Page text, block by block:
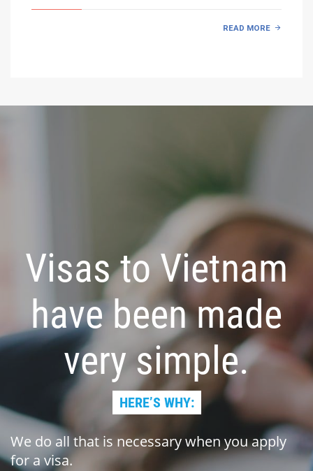
READ MORE
Visas to Vietnam
have been made
very simple.
HERE’S WHY:
We do all that is necessary when you apply
for a visa.